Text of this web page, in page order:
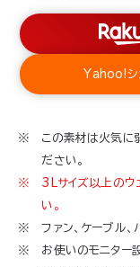
Yahoo!シ
この素材は火気に
ださい。
3Lサイズ以上のウ
い。
ファン、ケーブル、
お使いのモニター